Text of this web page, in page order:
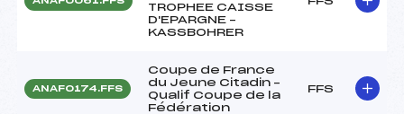
TROPHEE CAISSE
D'EPARGNE –
KASSBOHRER
ANAF0174.FFS
Coupe de France
du Jeune Citadin –
Qualif Coupe de la
Fédération
FFS